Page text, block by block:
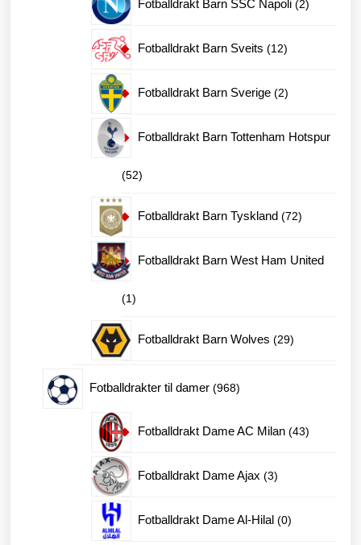
Fotballdrakt Barn SSC Napoli 2
Fotballdrakt Barn Sveits 1212
Fotballdrakt Barn Sverige 22
Fotballdrakt Barn Tottenham Hotspur
5252
produkter
Fotballdrakt Barn Tyskland 7272
Fotballdrakt Barn West Ham United
11
produkt
Fotballdrakt Barn Wolves 2929
Fotballdrakter til damer 968968
Fotballdrakt Dame AC Milan 4343
Fotballdrakt Dame Ajax 33
Fotballdrakt Dame Al-Hilal 00